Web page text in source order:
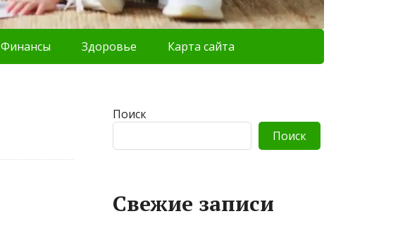
Финансы Здоровье Карта сайта
Поиск
Поиск
Свежие записи